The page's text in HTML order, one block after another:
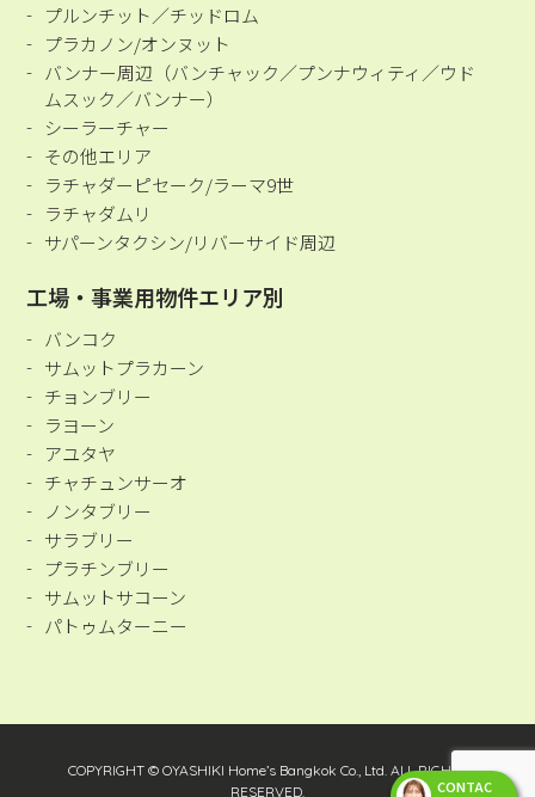
CONTAC
プルンチット／チッドロム
プラカノン/オンヌット
バンナー周辺（バンチャック／プンナウィティ／ウド
ムスック／バンナー）
シーラーチャー
その他エリア
ラチャダーピセーク/ラーマ9世
ラチャダムリ
サパーンタクシン/リバーサイド周辺
工場・事業用物件エリア別
バンコク
サムットプラカーン
チョンブリー
ラヨーン
アユタヤ
チャチュンサーオ
ノンタブリー
サラブリー
プラチンブリー
サムットサコーン
パトゥムターニー
COPYRIGHT © OYASHIKI Home’s Bangkok Co., Ltd. ALL RIGHTS
RESERVED.